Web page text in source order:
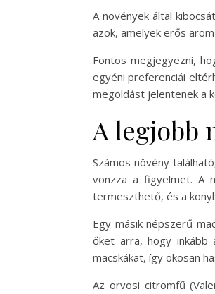
A növények által
azok, amelyek erős
Fontos megjegyezni,
egyéni preferenciái
megoldást jelentenek a
A legjobb
Számos növény
vonzza a figyelmet. A
termeszthető, és a
Egy másik népszerű
őket arra, hogy inkább
macskákat, így okosan
Az orvosi citromfű